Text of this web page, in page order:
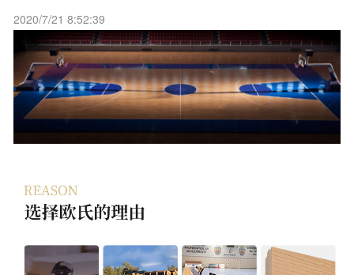
2020/7/21 8:52:39